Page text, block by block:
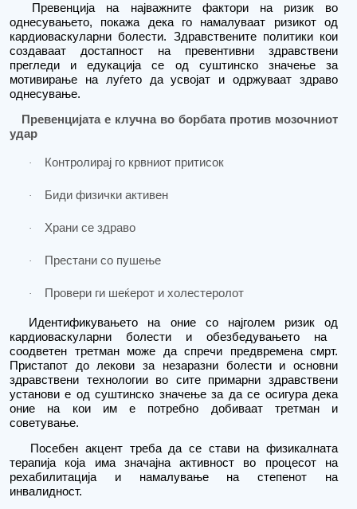
Превенција на најважните фактори на ризик во
однесувањето, покажа дека го намалуваат ризикот од
кардиоваскуларни болести. Здравствените политики кои
создаваат достапност на превентивни здравствени
прегледи
и едукација се од суштинско значење за
мотивирање на луѓето да усвојат и одржуваат здраво
однесување.
Превенцијата е клучна во борбата против мозочниот
удар
· Контролирај го крвниот притисок
· Биди физички активен
· Храни се здраво
· Престани со пушење
· Провери ги шеќерот и холестеролот
Идентификувањето на оние со најголем ризик од
кардиоваскуларни болести и обезбедувањето на
соодветен третман може да спречи предвремена смрт.
Пристапот до лекови за незаразни болести и основни
здравствени технологии во сите примарни здравствени
установи е од суштинско значење за да се осигура дека
оние на кои им е потребно добиваат третман и
советување.
Посебен акцент треба да се стави на физикалната
терапија која има значајна активност во процесот на
рехабилитација и намалување настепенот на
инвалидност.